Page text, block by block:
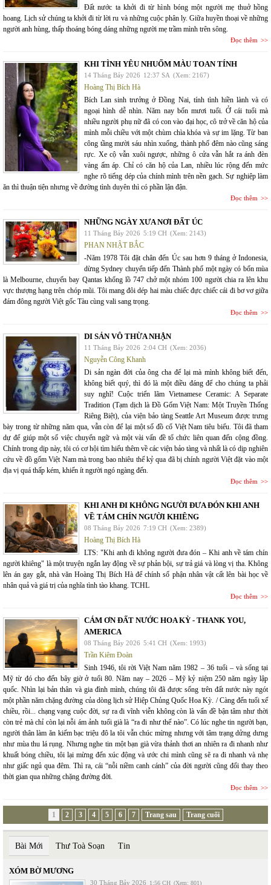
Đất nước ta khởi đi từ hình bóng một người mẹ thuở hồng
hoang. Lịch sử chúng ta khởi đi từ lời ru và những cuộc phân ly. Giữa huyền thoại về những
người anh hùng, thấp thoáng bóng dáng những người mẹ trầm mình trên sông.
Đọc thêm
KHI TÌNH YÊU NHUỐM MÀU TOAN TÍNH
14 Tháng Bảy 2026 12:37 SA (Xem: 2167)
Hoàng Thị Bích Hà
Bích Lan sinh trưởng ở Đồng Nai, tính tình hiền lành và có
ngoại hình dễ nhìn. Năm nay bốn mươi tuổi. Ở cái tuổi mà
nhiều người phụ nữ đã có con vào đại học, cô trở về căn hộ của
mình mỗi chiều với một chùm chìa khóa và sự im lặng. Từ ban
công tầng mười sáu nhìn xuống, thành phố đêm nào cũng sáng
rực. Xe cộ vẫn xuôi ngược, những ô cửa vẫn hắt ra ánh đèn
vàng ấm áp. Chỉ có căn hộ của Lan, nhiều lúc rộng đến mức
nghe rõ tiếng dép của chính mình trên nền gạch. Sự nghiệp làm
ăn thì thuận tiện nhưng về đường tình duyên thì có phần lận đận.
Đọc thêm
NHỮNG NGÀY XƯA NƠI ĐẤT ÚC
11 Tháng Bảy 2026 5:19 CH (Xem: 2143)
PHAN NHẬT BẮC
-Năm 1978 Tôi đặt chân đến Úc sau hơn 9 tháng ở Indonesia,
dừng Sydney chuyển tiếp đến Thành phố một ngày có bốn mùa
là Melbourne, chuyến bay Qantas khổng lồ 747 chở một nhóm 100 người chia ra lên khu
vực thượng hạng trên chóp mũi. Tôi mang đôi dép hai màu chiếc đực chiếc cái đi bơ vơ giữa
đám đông người Việt gốc Tàu cùng vali sang trọng.
Đọc thêm
DI SẢN VÔ THỪA NHẬN
11 Tháng Bảy 2026 2:04 CH (Xem: 2036)
Nguyễn Công Khanh
Di sản ngàn đời của ông cha để lại mà mình không biết đến,
không biết quý, thì đó là một điều đáng để cho chúng ta phải
suy nghĩ! Cuộc triển lãm Vietnamese Ceramic: A Separate
Tradition (Tạm dịch là Đồ Gốm Việt Nam: Một Truyền Thống
Riêng Biệt), của viện bảo tàng Seattle Art Museum được trưng
bày trong từ những năm qua, vẫn còn để lại một số đồ cổ Việt Nam tiêu biểu. Tôi đã tham
dự để giúp một số việc chuyển ngữ và một vài vấn đề tổ chức liên quan đến cộng đồng.
Chính trong dịp này, tôi có cơ hội tìm hiểu thêm về các viện bảo tàng và nhất là có dịp nghiên
cứu về đồ gốm Việt Nam mà trong bao nhiêu thế kỷ qua đã bị chính người Việt đặt vào một
địa vị quá thấp kém, khiến ít người ngó ngàng đến.
Đọc thêm
KHI ANH ĐI KHÔNG NGƯỜI ĐƯA ĐÓN KHI ANH
VỀ TÁM CHÍN NGƯỜI KHIÊNG
08 Tháng Bảy 2026 7:19 CH (Xem: 2389)
Hoàng Thị Bích Hà
LTS: "Khi anh đi không người đưa đón – Khi anh về tám chín
người khiêng" là một truyện ngắn lay động về sự phản bội, sự trả giá và lòng vị tha. Không
lên án gay gắt, nhà văn Hoàng Thị Bích Hà để chính số phận nhân vật cất lên bài học về
nhân quả và giá trị của nghĩa tình tào khang. TCHL
Đọc thêm
CÁM ƠN ĐẤT NƯỚC HOA KỲ - THANK YOU,
AMERICA
08 Tháng Bảy 2026 5:41 CH (Xem: 1993)
Trần Kiêm Đoàn
Sinh 1946, tôi rời Việt Nam năm 1982 – 36 tuổi – và sống tại
Mỹ từ đó cho đến bây giờ ở tuổi 80. Năm nay – 2026 – Mỹ kỷ niệm 250 năm ngày lập
quốc. Nhìn lại bản thân và gia đình mình, chúng tôi đã được sống trên đất nước này ngót
một phần năm chặng đường của dòng lịch sử Hiệp Chủng Quốc Hoa Kỳ. / Càng đến tuổi xế
chiều, rồi... chạng vạng cuộc đời, sự ra đi vĩnh viễn không còn là vấn đề bận tâm như thời
còn trẻ mà chỉ còn lại nỗi ám ảnh tuổi già là “ra đi như thế nào”. Có lúc nghe tin người bạn,
người thân làm ăn kiếm bạc triệu đô la tôi vẫn chúc mừng nhưng với tâm trạng dửng dưng
như mùa thu lá rụng. Nhưng nghe tin một bạn già vừa thảnh thơi an nhiên ra đi nhanh như
khuất bóng chiều, tôi lại mừng đến xúc động và ước chi mình cũng sẽ ra đi nhanh và nhẹ
như giấc ngủ qua đêm. Thì ra, cái “nỗi niềm canh cánh” của đời người cũng đổi thay theo
thời gian qua những chặng đường đời.
Đọc thêm
1 2 3 4 5 6 7 Trang sau Trang cuối
Bài Mới Thư Toà Soạn Tin
XÓM BỜ MƯƠNG
30 Tháng Bảy 2026 1:56 CH (Xem: 801)